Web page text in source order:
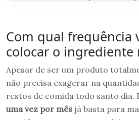
Com qual frequência
colocar o ingrediente
Apesar de ser um produto
não precisa exagerar na
restos de comida todo santo dia.
uma vez por mês já basta para